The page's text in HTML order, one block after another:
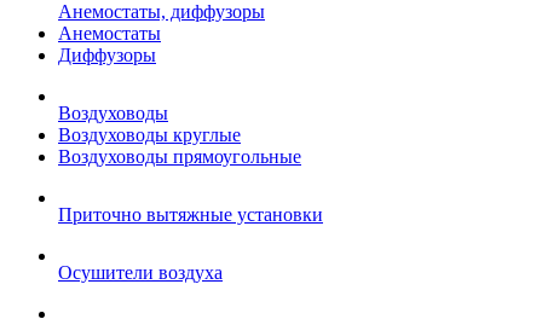
Анемостаты, диффузоры
Анемостаты
Диффузоры
Воздуховоды
Воздуховоды круглые
Воздуховоды прямоугольные
Приточно вытяжные установки
Осушители воздуха